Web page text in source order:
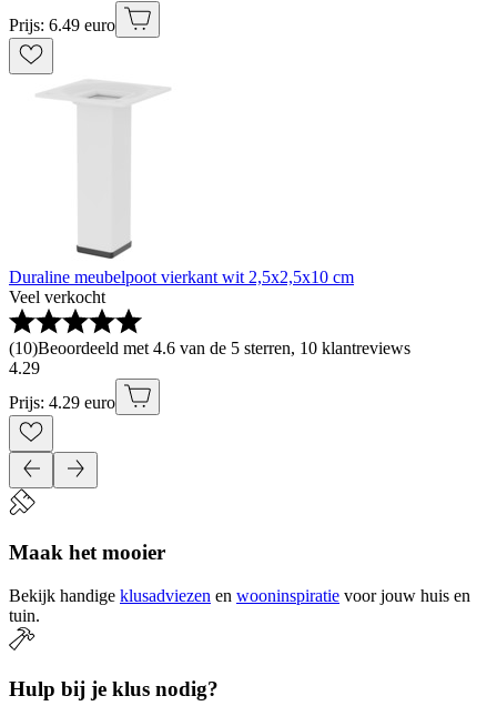
Prijs: 6.49 euro
Duraline meubelpoot vierkant wit 2,5x2,5x10 cm
Veel verkocht
(10)Beoordeeld met 4.6 van de 5 sterren, 10 klantreviews
4.29
Prijs: 4.29 euro
Maak het mooier
Bekijk handige klusadviezen en wooninspiratie voor jouw huis en
tuin.
Hulp bij je klus nodig?